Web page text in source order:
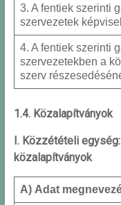
3. A fentiek szerinti
szervezetek
4. A fentiek szerinti
szervezetekben a
szerv
1.4. Közalapítványok
I. Közzétételi
közalapítványok
A) Adat